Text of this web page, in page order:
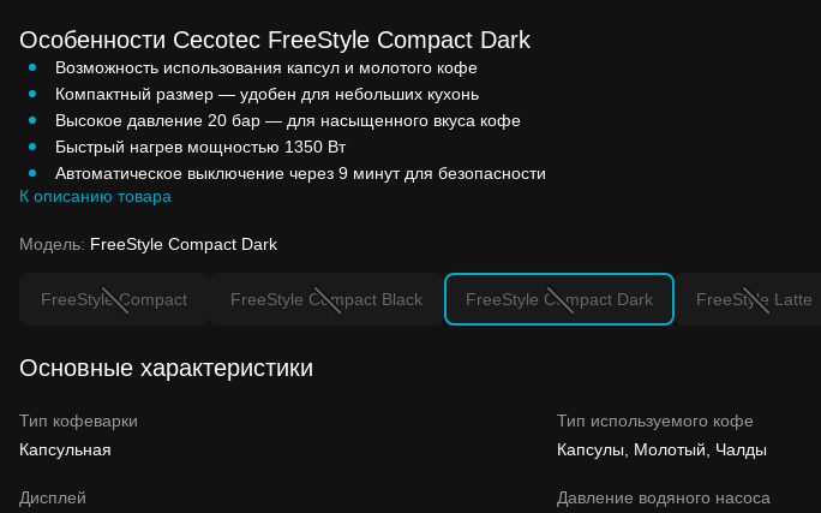
Особенности Cecotec FreeStyle Compact Dark
Возможность использования капсул и молотого кофе
Компактный размер — удобен для небольших кухонь
Высокое давление 20 бар — для насыщенного вкуса кофе
Быстрый нагрев мощностью 1350 Вт
Автоматическое выключение через 9 минут для безопасности
К описанию товара
Модель: FreeStyle Compact Dark
FreeStyle Compact FreeStyle Compact Black FreeStyle Compact Dark FreeStyle Latte
Основные характеристики
Тип кофеварки
Капсульная
Тип используемого кофе
Капсулы, Молотый, Чалды
Дисплей
Давление водяного насоса